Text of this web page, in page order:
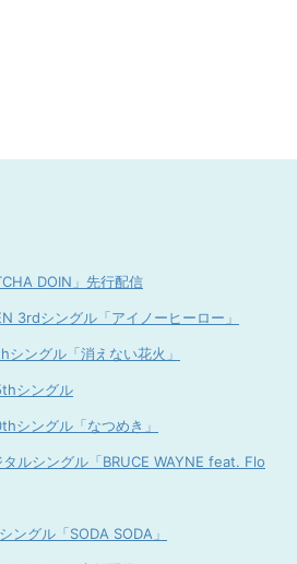
DOIN」先行配信
3rdシングル「アイノーヒーロー」
ングル「消えない花火」
シングル
シングル「なつめき」
タルシングル「BRUCE WAYNE feat. Flo
ングル「SODA SODA」